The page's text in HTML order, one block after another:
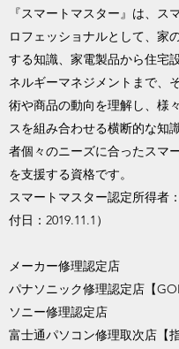
『スマートマスター』は、ス
ロフェッショナルとして、家
する知識、家電製品から住宅
ネルギーマネジメントまで、
術や商品の動向を理解し、様
スを組み合わせる横断的な知
者個々のニーズに合ったスマ
を支援する資格です。
スマートマスター​認定所得
付日：2019.11.1）
メーカー修理認定店
パナソニック修理認定店【
ソニー修理認定店
富士通パソコン修理取次店【